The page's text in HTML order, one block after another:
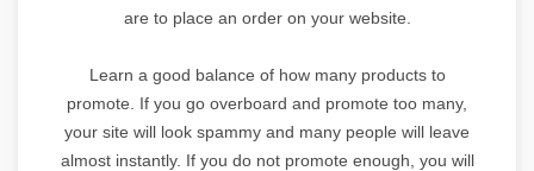
are to place an order on your website.
Learn a good balance of how many products to
promote. If you go overboard and promote too many,
your site will look spammy and many people will leave
almost instantly. If you do not promote enough, you will